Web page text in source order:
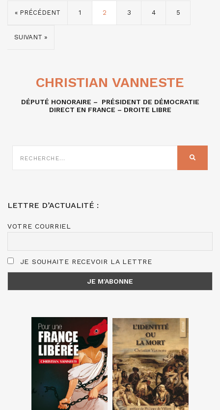
« PRÉCÉDENT 1 2 3 4 5
SUIVANT »
CHRISTIAN VANNESTE
DÉPUTÉ HONORAIRE – PRÉSIDENT DE DÉMOCRATIE
DIRECT EN FRANCE – DROITE LIBRE
SUR
LETTRE D’ACTUALITÉ :
VOTRE COURRIEL
JE SOUHAITE RECEVOIR LA LETTRE